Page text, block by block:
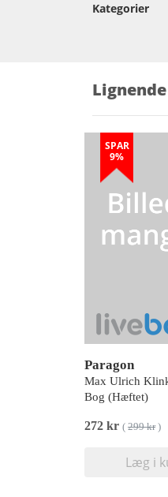
Kategorier
SPAR
9%
Paragon
Max Ulrich
Bog (Hæftet)
272 kr ( 299 kr)
Læg i